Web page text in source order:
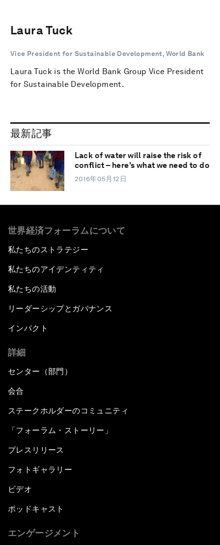
Laura Tuck
Vice President for Sustainable Development, World Bank
Laura Tuck is the World Bank Group Vice President
for Sustainable Development.
最新記事
Lack of water will raise the risk of
conflict – here's what we need to do
2016年05月12日
世界経済フォーラムについて
私たちのストラテジー
私たちのアイデンティティ
私たちの活動
リーダーシップとガバナンス
インパクト
詳細
センター（部門）
会合
ステークホルダーのコミュニティ
「フォーラム・ストーリー」
プレスリリース
フォトギャラリー
ビデオ
ポッドキャスト
エンゲージメント